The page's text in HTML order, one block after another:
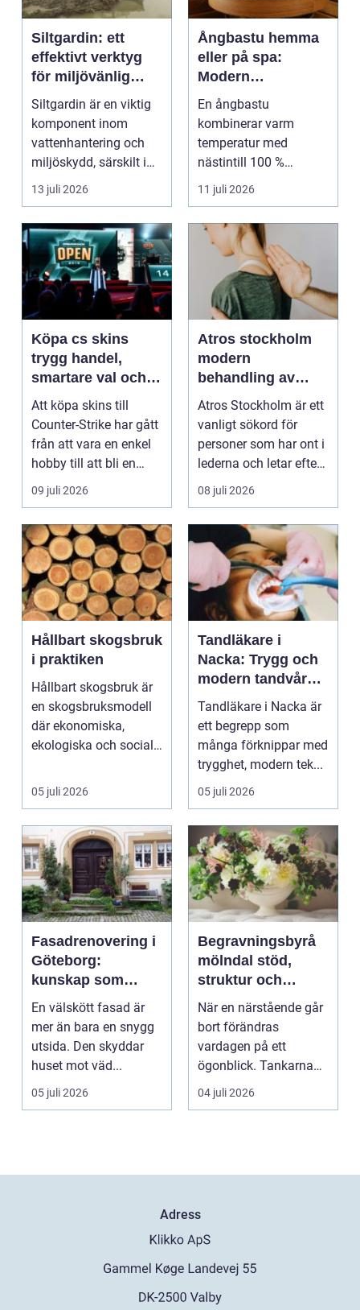
Siltgardin: ett
effektivt verktyg
för miljövänlig
vattenhantering
Siltgardin är en viktig
komponent inom
vattenhantering och
miljöskydd, särskilt i
verksamheter som i...
13 juli 2026
Ångbastu hemma
eller på spa:
Modern
återhämtning med
uråldrig logik
En ångbastu
kombinerar varm
temperatur med
nästintill 100 %
luftfuktighet för att
sk...
11 juli 2026
Köpa cs skins
trygg handel,
smartare val och
bättre affärer
Att köpa skins till
Counter-Strike har gått
från att vara en enkel
hobby till att bli en
egen liten ...
09 juli 2026
Atros stockholm
modern
behandling av
ledbesvär i
huvudstaden
Atros Stockholm är ett
vanligt sökord för
personer som har ont i
lederna och letar efter
hjälp i huv...
08 juli 2026
Hållbart skogsbruk
i praktiken
Hållbart skogsbruk är
en skogsbruksmodell
där ekonomiska,
ekologiska och sociala
05 juli 2026
Tandläkare i
Nacka: Trygg och
modern tandvård
nära dig
Tandläkare i Nacka är
ett begrepp som
många förknippar med
trygghet, modern tek...
05 juli 2026
Fasadrenovering i
Göteborg:
kunskap som
lönar sig på lång
En välskött fasad är
mer än bara en snygg
utsida. Den skyddar
huset mot väd...
05 juli 2026
Begravningsbyrå
mölndal stöd,
struktur och
omsorg när livet
förändras
När en närstående går
bort förändras
vardagen på ett
ögonblick. Tankarna
snurrar, känslorna
pendlar ...
04 juli 2026
Adress